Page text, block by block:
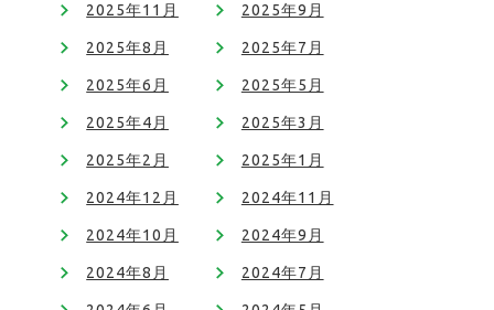
2025年11月 2025年9月
2025年8月 2025年7月
2025年6月 2025年5月
2025年4月 2025年3月
2025年2月 2025年1月
2024年12月 2024年11月
2024年10月 2024年9月
2024年8月 2024年7月